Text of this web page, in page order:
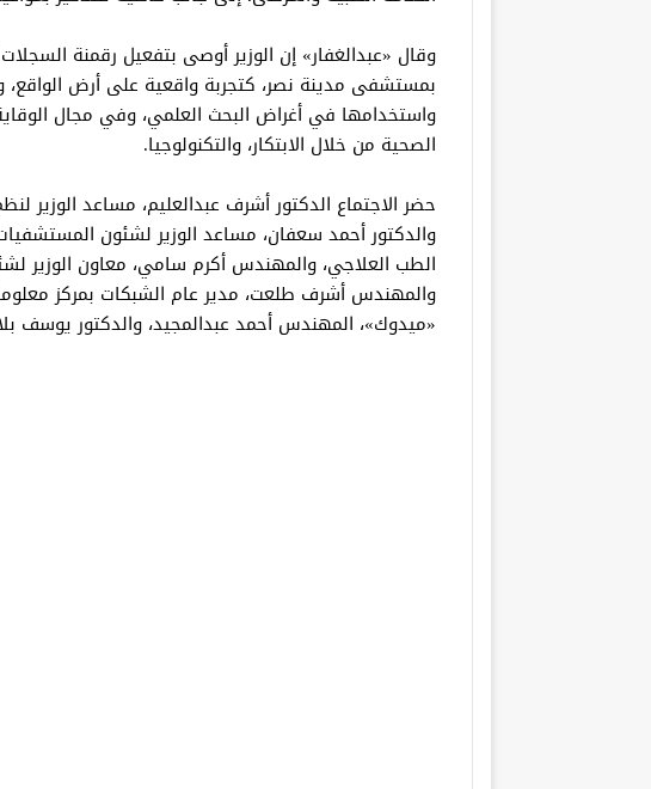
وقال «عبدالغفار» إن الوزير أوصى بتفعيل رقمنة
بمستشفى مدينة نصر، كتجربة واقعية على أرض الواقع،
واستخدامها في أغراض البحث العلمي، وفي مجال
الصحية من خلال الابتكار، والتكنولوجيا.
حضر الاجتماع الدكتور أشرف عبدالعليم، مساعد الوزير
والدكتور أحمد سعفان، مساعد الوزير لشئون
الطب العلاجي، والمهندس أكرم سامي، معاون الوزير
والمهندس أشرف طلعت، مدير عام الشبكات بمركز
«ميدوك»، المهندس أحمد عبدالمجيد، والدكتور يوسف